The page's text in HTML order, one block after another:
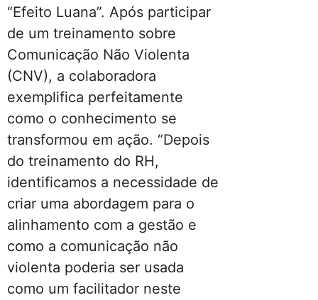
“Efeito Luana”. Após participar
de um treinamento sobre
Comunicação Não Violenta
(CNV), a colaboradora
exemplifica perfeitamente
como o conhecimento se
transformou em ação. “Depois
do treinamento do RH,
identificamos a necessidade de
criar uma abordagem para o
alinhamento com a gestão e
como a comunicação não
violenta poderia ser usada
como um facilitador neste